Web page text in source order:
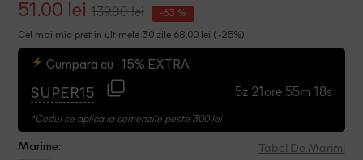
51.00 lei 139.00 lei -63 %
Cel mai mic pret in ultimele 30 zile 68.00 lei ( -25%)
Cumpara cu -15% EXTRA
SUPER15 5z 21ore 55m 18s
*Codul se aplica la comenzile peste 300 lei
Marime: Tabel De Marimi